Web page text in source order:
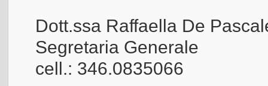
Dott.ssa Raffaella De
Segretaria Generale
cell.: 346.0835066